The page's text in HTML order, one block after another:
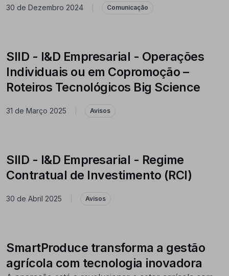
30 de Dezembro 2024 Comunicação
SIID - I&D Empresarial - Operações
Individuais ou em Copromoção –
Roteiros Tecnológicos Big Science
31 de Março 2025 Avisos
SIID - I&D Empresarial - Regime
Contratual de Investimento (RCI)
30 de Abril 2025 Avisos
SmartProduce transforma a gestão
agrícola com tecnologia inovadora